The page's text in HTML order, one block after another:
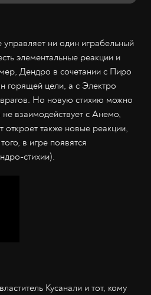
ни один играбельный
элементальные реакции и
Дендро в сочетании с Пиро
горящей цели, а с Электро
Но новую стихию можно
взаимодействует с Анемо,
откроет также новые реакции,
в игре появятся
стихии).
Кусанали и тот, кому